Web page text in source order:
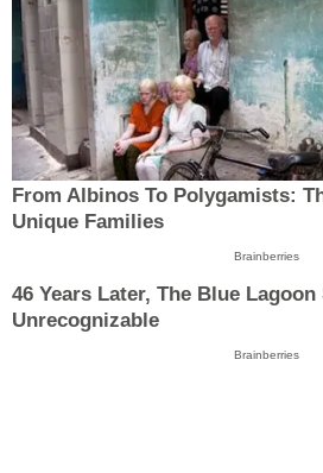
From Albinos To Polygamists:
Unique Families
Brainberries
46 Years Later, The Blue
Unrecognizable
Brainberries